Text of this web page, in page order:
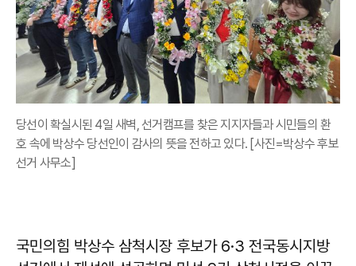
당선이 확실시된 4일 새벽, 선거캠프를 찾은 지지자들과 시민들의 환
호 속에 박상수 당선인이 감사의 뜻을 전하고 있다. [사진=박상수 후보
선거 사무소]
국민의힘 박상수 삼척시장 후보가 6·3 전국동시지방